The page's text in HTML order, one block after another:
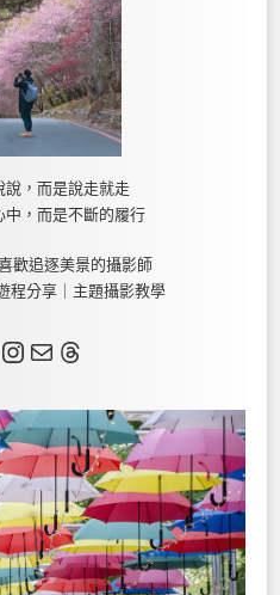
說，而是說走就走
中，而是不斷的履行
歡追逐美景的攝影師
程分享｜主題攝影教學
InstagramMail Threads